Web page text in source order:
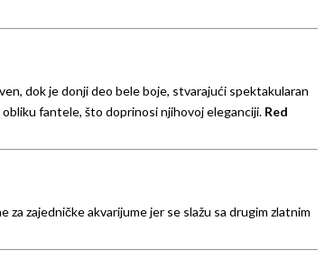
dok je donji deo bele boje, stvarajući spektakularan
fantele, što doprinosi njihovoj eleganciji. Red
zajedničke akvarijume jer se slažu sa drugim zlatnim